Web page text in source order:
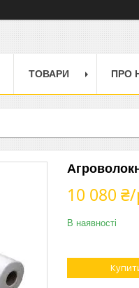
ТОВАРИ ПРО
10 080
В наявності